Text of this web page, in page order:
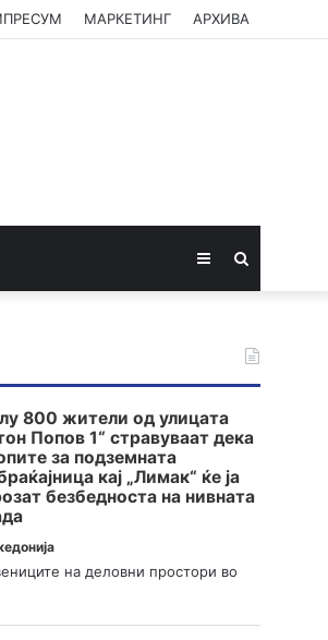
МАРКЕТИНГ АРХИВА
Sidebar
800 жители од улицата
Попов 1“ стравуваат дека
за подземната
кај „Лимак“ ќе ја
безбедноста на нивната
на деловни простори во